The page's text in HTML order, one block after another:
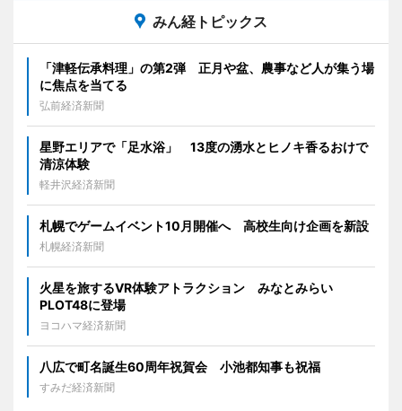
みん経トピックス
「津軽伝承料理」の第2弾 正月や盆、農事など人が集う場
に焦点を当てる
弘前経済新聞
星野エリアで「足水浴」 13度の湧水とヒノキ香るおけで
清涼体験
軽井沢経済新聞
札幌でゲームイベント10月開催へ 高校生向け企画を新設
札幌経済新聞
火星を旅するVR体験アトラクション みなとみらい
PLOT48に登場
ヨコハマ経済新聞
八広で町名誕生60周年祝賀会 小池都知事も祝福
すみだ経済新聞